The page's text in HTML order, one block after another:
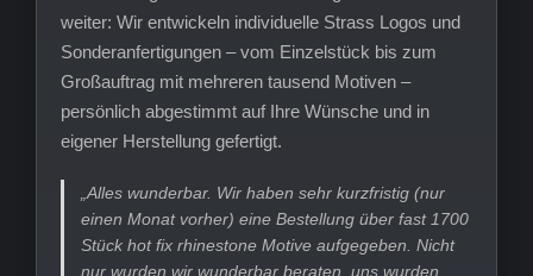
weiter: Wir entwickeln individuelle Strass Logos und
Sonderanfertigungen – vom Einzelstück bis zum
Großauftrag mit mehreren tausend Motiven –
persönlich abgestimmt auf Ihre Wünsche und in
eigener Herstellung gefertigt.
„Alles wunderbar. Wir haben sehr kurzfristig (nur
einen Monat vorher) eine Bestellung über fast 1700
Stück hot fix rhinestone Motive aufgegeben. Nicht
nur wurden wir wunderbar beraten, uns wurden